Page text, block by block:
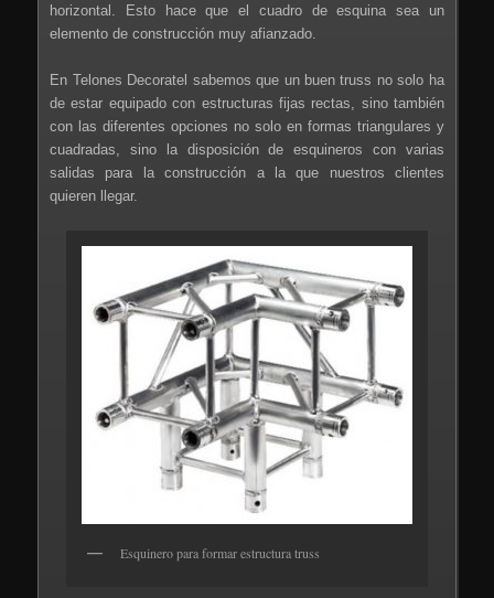
horizontal. Esto hace que el cuadro de esquina sea un
elemento de construcción muy afianzado.
En Telones Decoratel sabemos que un buen truss no solo ha
de estar equipado con estructuras fijas rectas, sino también
con las diferentes opciones no solo en formas triangulares y
cuadradas, sino la disposición de esquineros con varias
salidas para la construcción a la que nuestros clientes
quieren llegar.
Esquinero para formar estructura truss